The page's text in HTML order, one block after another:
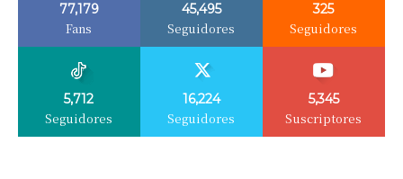
77,179
Fans
45,495
Seguidores
325
Seguidores
5,712
Seguidores
16,224
Seguidores
5,345
Suscriptores